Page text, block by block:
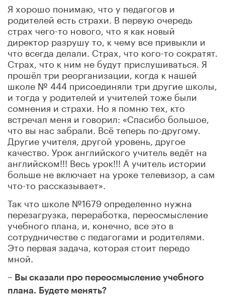
Я хорошо понимаю, что у педагогов и
родителей есть страхи. В первую очередь
страх чего-то нового, что я как новый
директор разрушу то, к чему все привыкли и
что всегда делали. Страх, что кого-то сократят.
Страх, что к ним не будут прислушиваться. Я
прошёл три реорганизации, когда к нашей
школе № 444 присоединяли три другие школы,
и тогда у родителей и учителей тоже были
сомнения и страхи. Но я помню тех, кто
встречал меня и говорил: «Спасибо большое,
что вы нас забрали. Всё теперь по-другому.
Другие учителя, другой уровень, другое
качество. Урок английского учитель ведёт на
английском!!! Весь урок!!! А учитель истории
больше не включает на уроке телевизор, а сам
что-то рассказывает».
Так что школе №1679 определенно нужна
перезагрузка, переработка, переосмысление
учебного плана, и, конечно, все это в
сотрудничестве с педагогами и родителями.
Это первая задача, которая стоит передо
мной.
– Вы сказали про переосмысление учебного
плана. Будете менять?